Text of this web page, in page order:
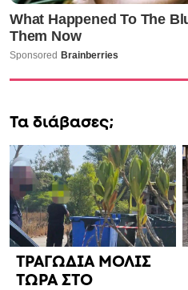
Τα διάβασες;
ΤΡΑΓΩΔΙΑ ΜΟΛΙΣ
ΤΩΡΑ ΣΤΟ